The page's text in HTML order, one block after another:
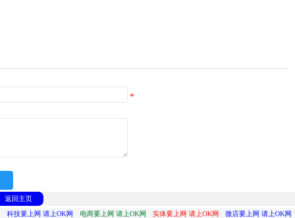
返回主页
科技要上网 请上OK网 电商要上网 请上OK网 实体要上网 请上OK网 微店要上网 请上OK网